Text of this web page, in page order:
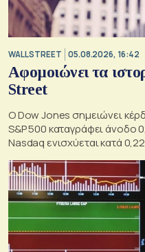
WALL STREET 05.08.2026, 16:42
Αφομοιώνει τα
Street
Ο Dow Jones σημειώνει
S&P 500 καταγράφει άνοδο
Nasdaq ενισχύεται κατά